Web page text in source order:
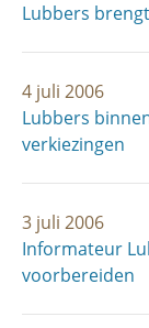
Lubbers
4 juli 2006
Lubbers
verkiezingen
3 juli 2006
Informateur
voorbereiden